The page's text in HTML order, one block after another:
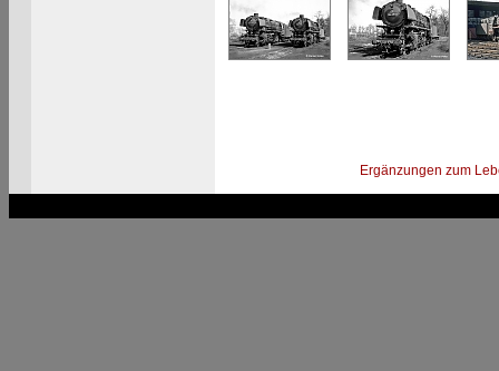
Ergänzungen zum